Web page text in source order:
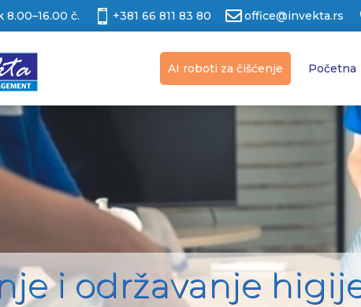
č.  +381 66 811 83 80 office@invekta.rs
AI roboti za čišćenje Početna
i održavanje